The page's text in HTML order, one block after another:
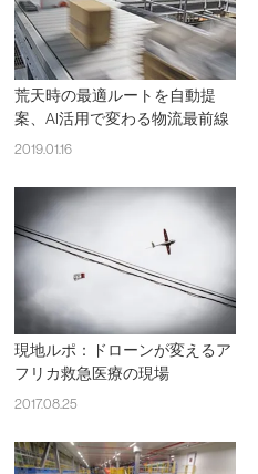
荒天時の最適ルートを自動提
案、AI活用で変わる物流最前線
2019.01.16
現地ルポ：ドローンが変えるア
フリカ救急医療の現場
2017.08.25